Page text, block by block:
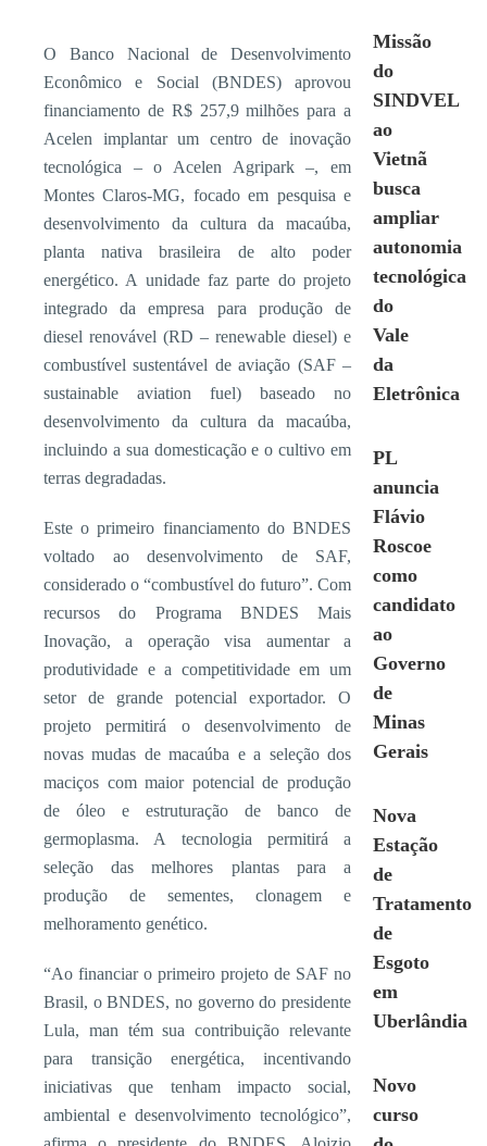
O Banco Nacional de Desenvolvimento
Econômico e Social (BNDES) aprovou
financiamento de R$ 257,9 milhões para a
Acelen implantar um centro de inovação
tecnológica – o Acelen Agripark –, em
Montes Claros-MG, focado em pesquisa e
desenvolvimento da cultura da macaúba,
planta nativa brasileira de alto poder
energético. A unidade faz parte do projeto
integrado da empresa para produção de
diesel renovável (RD – renewable diesel) e
combustível sustentável de aviação (SAF –
sustainable aviation fuel) baseado no
desenvolvimento da cultura da macaúba,
incluindo a sua domesticação e o cultivo em
terras degradadas.
Este o primeiro financiamento do BNDES
voltado ao desenvolvimento de SAF,
considerado o “combustível do futuro”. Com
recursos do Programa BNDES Mais
Inovação, a operação visa aumentar a
produtividade e a competitividade em um
setor de grande potencial exportador. O
projeto permitirá o desenvolvimento de
novas mudas de macaúba e a seleção dos
maciços com maior potencial de produção
de óleo e estruturação de banco de
germoplasma. A tecnologia permitirá a
seleção das melhores plantas para a
produção de sementes, clonagem e
melhoramento genético.
“Ao financiar o primeiro projeto de SAF no
Brasil, o BNDES, no governo do presidente
Lula, man tém sua contribuição relevante
para transição energética, incentivando
iniciativas que tenham impacto social,
ambiental e desenvolvimento tecnológico”,
Missão
do
SINDVEL
ao
Vietnã
busca
ampliar
autonomia
tecnológica
do
Vale
da
Eletrônica
PL
anuncia
Flávio
Roscoe
como
candidato
ao
Governo
de
Minas
Gerais
Nova
Estação
de
Tratamento
de
Esgoto
em
Uberlândia
Novo
curso